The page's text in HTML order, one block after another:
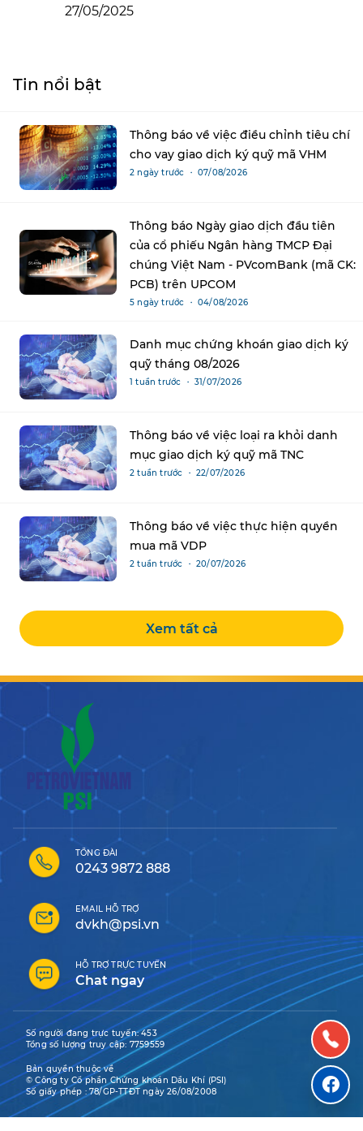
27/05/2025
Tin nổi bật
Thông báo về việc điều chỉnh tiêu chí
cho vay giao dịch ký quỹ mã VHM
2 ngày trước ・ 07/08/2026
Thông báo Ngày giao dịch đầu tiên
của cổ phiếu Ngân hàng TMCP Đại
chúng Việt Nam - PVcomBank (mã CK:
PCB) trên UPCOM
5 ngày trước ・ 04/08/2026
Danh mục chứng khoán giao dịch ký
quỹ tháng 08/2026
1 tuần trước ・ 31/07/2026
Thông báo về việc loại ra khỏi danh
mục giao dịch ký quỹ mã TNC
2 tuần trước ・ 22/07/2026
Thông báo về việc thực hiện quyền
mua mã VDP
2 tuần trước ・ 20/07/2026
Xem tất cả
TỔNG ĐÀI
0243 9872 888
EMAIL HỖ TRỢ
dvkh@psi.vn
HỖ TRỢ TRỰC TUYẾN
Chat ngay
Số người đang trực tuyến:453
Tổng số lượng truy cập: 7759559
Bản quyền thuộc về
© Công ty Cổ phần Chứng khoán Dầu Khí (PSI)
Số giấy phép : 78/GP-TTĐT ngày 26/08/2008